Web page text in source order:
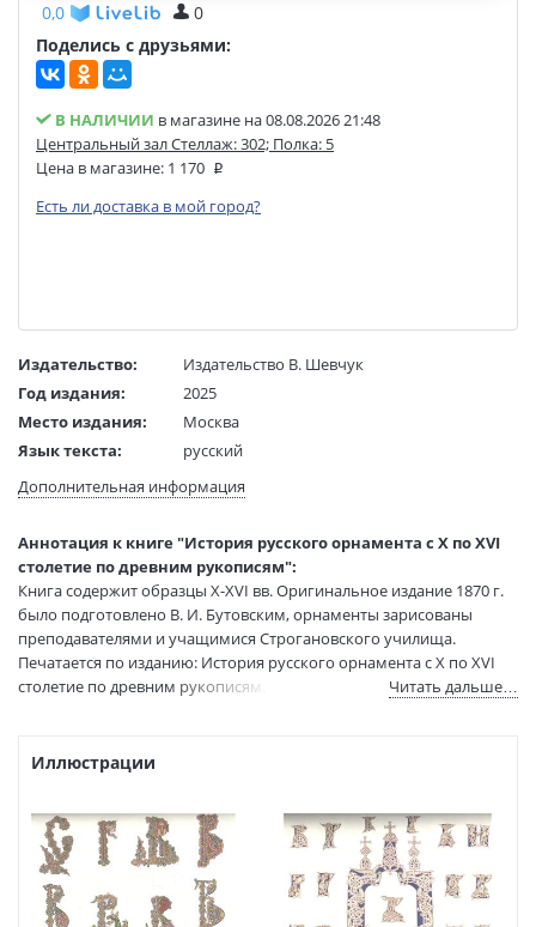
0,0
0
Поделись с друзьями:
В НАЛИЧИИ в магазине на 08.08.2026 21:48
Центральный зал Стеллаж: 302; Полка: 5
Цена в магазине: 1 170
Есть ли доставка в мой город?
Издательство:
Издательство В. Шевчук
Год издания:
2025
Место издания:
Москва
Язык текста:
русский
Тип обложки:
Мягкая обложка
Размеры в мм
(ДхШхВ):
283x215x10
Вес:
330 гр.
Страниц:
104
Тираж:
2000 экз.
Код товара:
1227909
978-5-94232-153-6
Дополнительная информация
Аннотация к книге "История русского орнамента с X по XVI
столетие по древним рукописям":
Книга содержит образцы X-XVI вв. Оригинальное издание 1870 г.
было подготовлено В. И. Бутовским, орнаменты зарисованы
преподавателями и учащимися Строгановского училища.
Печатается по изданию: История русского орнамента с X по XVI
столетие по древним рукописям.
Читать дальше…
Иллюстрации